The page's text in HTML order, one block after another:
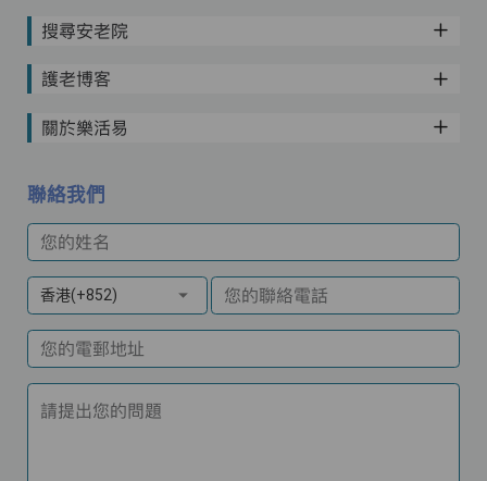
搜尋安老院
護老博客
關於樂活易
聯絡我們
您的姓名
香港(+852) 您的聯絡電話
您的電郵地址
請提出您的問題